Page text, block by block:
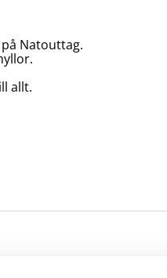
Natouttag.
allt.